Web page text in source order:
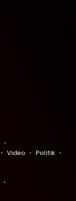
Video
Politik